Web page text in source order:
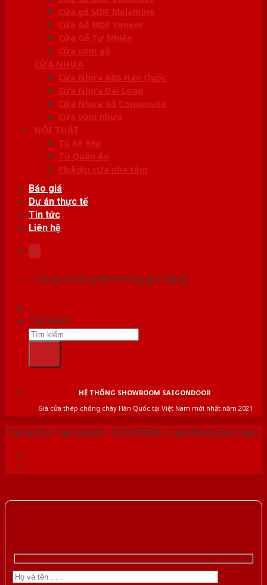
Cửa gỗ MDF Melamine
Cửa Gỗ MDF Veneer
Cửa Gỗ Tự Nhiên
Cửa vòm gỗ
CỬA NHỰA
Cửa Nhựa ABS Hàn Quốc
Cửa Nhựa Đài Loan
Cửa Nhựa Gỗ Composite
Cửa vòm nhựa
NỘI THẤT
Tủ Kệ Bếp
Tủ Quần Áo
Phụ kiện cửa nhà tắm
Báo giá
Dự án thực tế
Tin tức
Liên hệ
Chưa có sản phẩm trong giỏ hàng.
Tìm kiếm:
HỆ THỐNG SHOWROOM SAIGONDOOR
Giá cửa thép chống cháy Hàn Quốc tại Việt Nam mới nhất năm 2021
Trang chủ /Sản phẩm /CỬA NHỰA/Cửa Nhựa Đài Loan